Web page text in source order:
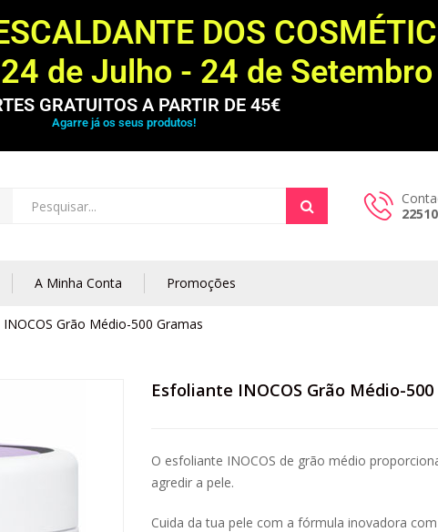
DOS
de Julho - 24 de Setembro
GRATUITOS A PARTIR DE 45€
Agarre já os seus produtos!
A Minha Conta Promoções
Grão Médio-500 Gramas
Esfoliante INOCOS Grão Médio-500
O esfoliante INOCOS de grão médio
agredir a pele.
Cuida da tua pele com a fórmula inovadora